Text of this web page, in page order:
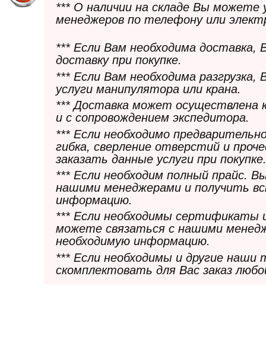
*** О наличии на складе Вы можете
менеджеров по телефону или
*** Если Вам необходима
доставку при покупке.
*** Если Вам необходима
услуги манипулятора или крана.
*** Доставка может осуществлена
и с сопровождением экспедитора.
*** Если необходимо
гибка, сверление отверстий и
заказать данные услуги при покупке.
*** Если необходим полный прайс.
нашими менеджерами и получить
информацию.
*** Если необходимы сертификаты
можете связаться с нашими
необходимую информацию.
*** Если необходимы и другие
скомплектовать для Вас заказ